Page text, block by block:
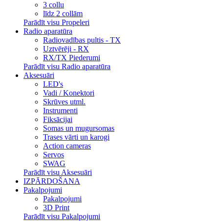
3 collu
līdz 2 collām
Parādīt visu Propeleri
Radio aparatūra
Radiovadības pultis - TX
Uztvērēji - RX
RX/TX Piederumi
Parādīt visu Radio aparatūra
Aksesuāri
LED's
Vadi / Konektori
Skrūves utml.
Instrumenti
Fiksācijai
Somas un mugursomas
Trases vārti un karogi
Action cameras
Servos
SWAG
Parādīt visu Aksesuāri
IZPĀRDOŠANA
Pakalpojumi
Pakalpojumi
3D Print
Parādīt visu Pakalpojumi